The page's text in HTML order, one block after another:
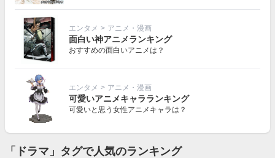
エンタメ > アニメ・漫画
面白い神アニメランキング
おすすめの面白いアニメは？
エンタメ > アニメ・漫画
可愛いアニメキャラランキング
可愛いと思う女性アニメキャラは？
「ドラマ」タグで人気のランキング